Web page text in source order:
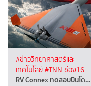
#ข่าววิทยาศาสตร์และ
เทคโนโลยี#TNN ช่อง16
RV Connex ทดสอบบินโด…